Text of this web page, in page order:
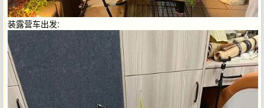
装露营车出发: